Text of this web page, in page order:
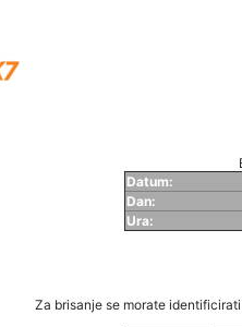
Datum:
Dan:
Ura:
Za brisanje se morate